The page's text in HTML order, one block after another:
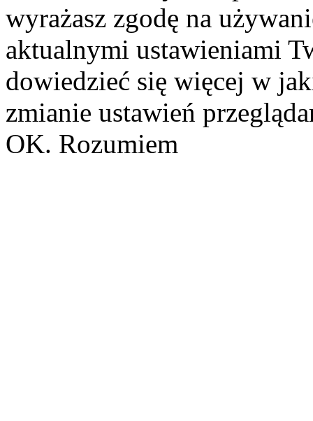
wyrażasz zgodę na
aktualnymi ustawieniami
dowiedzieć się więcej w
zmianie ustawień
OK. Rozumiem